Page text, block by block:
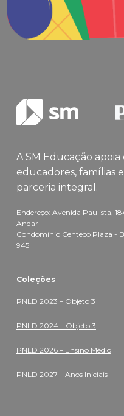
A SM Educação apoia
educadores, famílias
parceria integral.
Endereço: Avenida Paulista,
Andar
Condomínio Centeco Plaza -
945
Coleções
PNLD 2023 – Objeto 3
PNLD 2024 – Objeto 3
PNLD 2026 – Ensino Médio
PNLD 2027 – Anos Iniciais